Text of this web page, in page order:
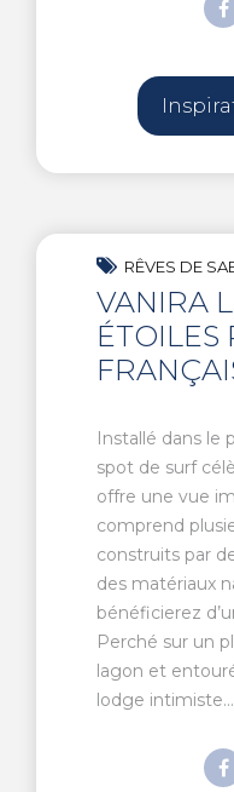
RÊVES DE
VANIRA
ÉTOILES
Installé dans le
spot de surf
offre une vue
comprend
construits par
des matériaux
bénéficierez
Perché sur un
lagon et
lodge intimiste...